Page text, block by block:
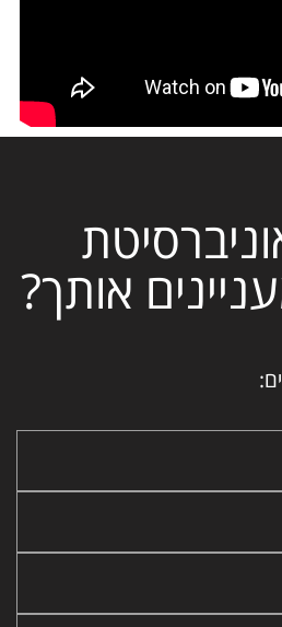
אותך?